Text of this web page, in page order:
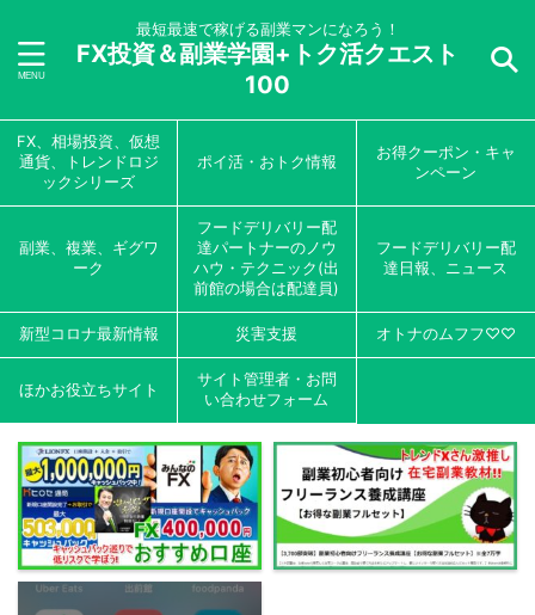
最短最速で稼げる副業マンになろう！
FX投資＆副業学園+トク活クエスト
100
FX、相場投資、仮想
通貨、トレンドロジ
ックシリーズ
ポイ活・おトク情報
お得クーポン・キャ
ンペーン
副業、複業、ギグワ
ーク
フードデリバリー配
達パートナーのノウ
ハウ・テクニック(出
前館の場合は配達員)
フードデリバリー配
達日報、ニュース
新型コロナ最新情報 災害支援 オトナのムフフ♡♡
ほかお役立ちサイト
サイト管理者・お問
い合わせフォーム